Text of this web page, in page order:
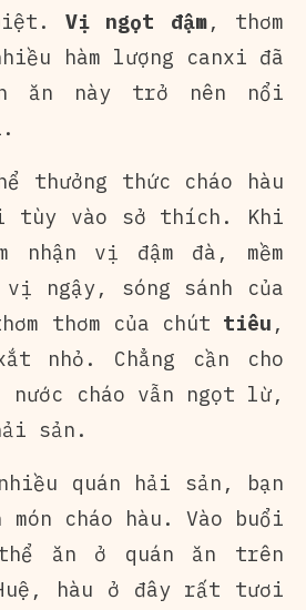
Vị ngọt đậm, thơm
hàm lượng canxi đã
ăn này trở nên nổi
thưởng thức cháo hàu
tùy vào sở thích. Khi
nhận vị đậm đà, mềm
vị ngậy, sóng sánh của
thơm của chút tiêu ,
nhỏ. Chẳng cần cho
nước cháo vẫn ngọt lừ,
sản.
quán hải sản, bạn
cháo hàu. Vào buổi
ăn ở quán ăn trên
Huệ, hàu ở đây rất tươi